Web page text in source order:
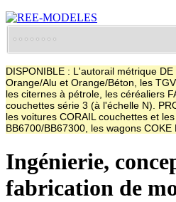
DISPONIBLE : L'autorail métrique
Orange/Alu et Orange/Béton, les
les citernes à pétrole, les céréaliers
couchettes série 3 (à l'échelle N).
les voitures CORAIL couchettes et
BB6700/BB67300, les wagons COKE
Ingénierie,
fabrication de